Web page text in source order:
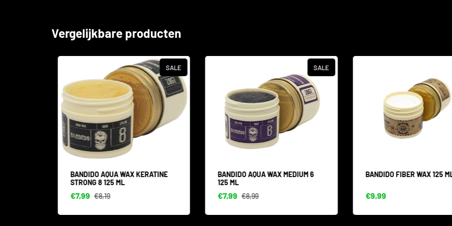
Vergelijkbare producten
SALE
BANDIDO AQUA WAX KERATINE
STRONG 8 125 ML
€7,99 €8,19
SALE
BANDIDO AQUA WAX MEDIUM 6
125 ML
€7,99 €8,99
BANDIDO FIBER WAX 125 ML
€9,99